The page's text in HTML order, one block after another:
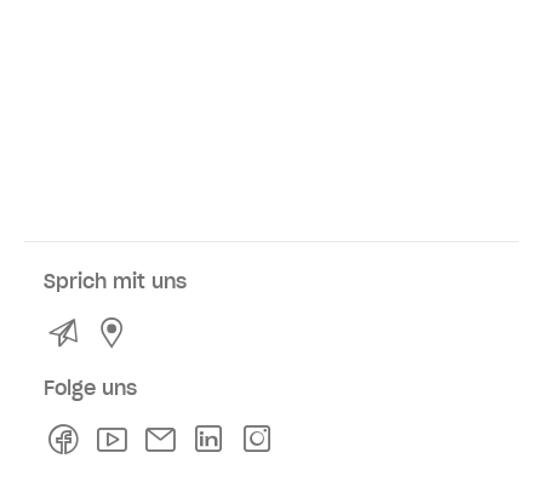
Sprich mit uns
Kontakt
Folge uns
FacebookYoutubeNewsletterLinkedln